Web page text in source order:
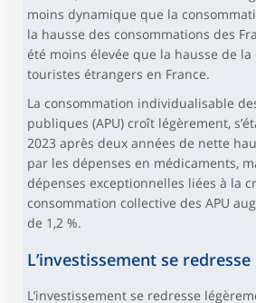
moins dynamique que la
la hausse des consommations des
été moins élevée que la hausse de
touristes étrangers en France.
La consommation individualisable
publiques (APU) croît légèrement,
2023 après deux années de nette
par les dépenses en médicaments,
dépenses exceptionnelles liées à la
consommation collective des APU
de 1,2 %.
L’investissement se
L’investissement se redresse